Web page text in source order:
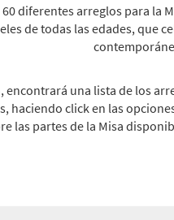
60 diferentes arreglos para la
de todas las edades, que
encontrará una lista de los
haciendo click en las
las partes de la Misa